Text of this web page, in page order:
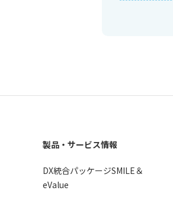
製品・サービス情報
DX統合パッケージSMILE＆
eValue